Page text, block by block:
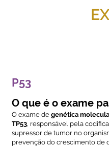
P53
O que é o exame
O exame de genética
TP53, responsável pela
supressor de tumor no
prevenção do crescimento de